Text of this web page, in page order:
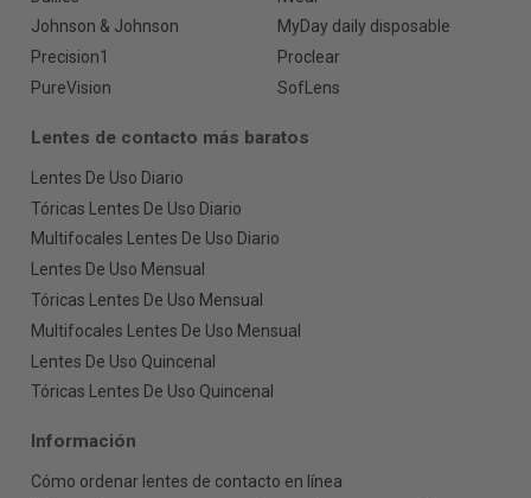
Johnson & Johnson
MyDay daily disposable
Precision1
Proclear
PureVision
SofLens
Lentes de contacto más baratos
Lentes De Uso Diario
Tóricas Lentes De Uso Diario
Multifocales Lentes De Uso Diario
Lentes De Uso Mensual
Tóricas Lentes De Uso Mensual
Multifocales Lentes De Uso Mensual
Lentes De Uso Quincenal
Tóricas Lentes De Uso Quincenal
Información
Cómo ordenar lentes de contacto en línea